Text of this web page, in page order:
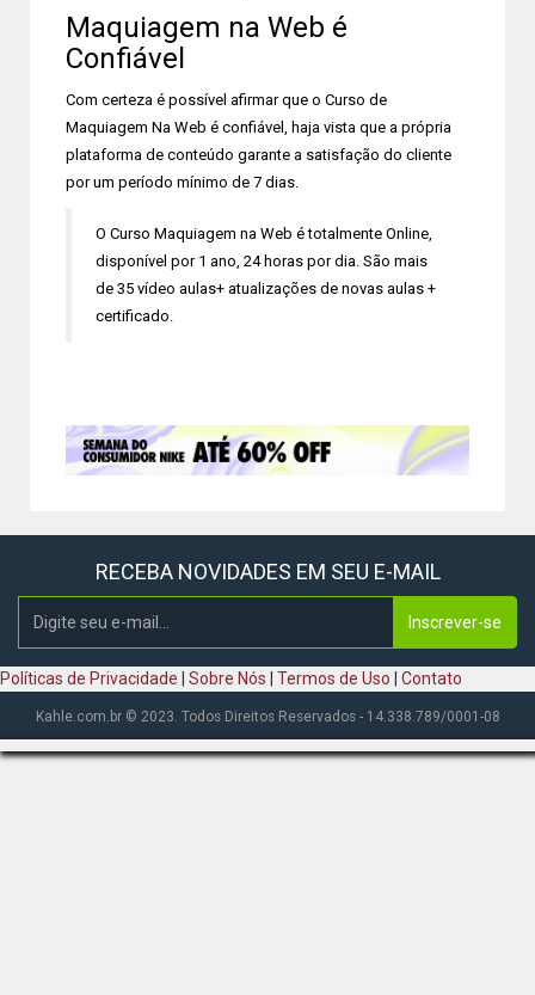
Maquiagem na Web é
Confiável
Com certeza é possível afirmar que o Curso de
Maquiagem Na Web é confiável, haja vista que a própria
plataforma de conteúdo garante a satisfação do cliente
por um período mínimo de 7 dias.
O Curso Maquiagem na Web é totalmente Online,
disponível por 1 ano, 24 horas por dia. São mais
de 35 vídeo aulas+ atualizações de novas aulas +
certificado.
RECEBA NOVIDADES EM SEU E-MAIL
Inscrever-se
Políticas de Privacidade Sobre Nós Termos de Uso Contato
Kahle.com.br © 2023. Todos Direitos Reservados - 14.338.789/0001-08